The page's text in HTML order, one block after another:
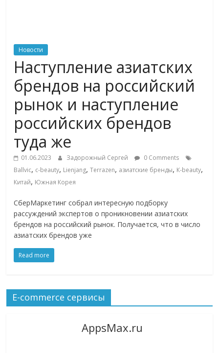
логистике,
технологиях,
соцсетях
Портал
об
онлайн-
торговле,
сервисах
для
Commerce,
ритейле,
логистике,
технологиях,
соцсетях.
Нам
как
знать
Новости
Наступление азиатских
брендов на российский
рынок и наступление
российских брендов
туда же
01.06.2023 Задорожный Сергей
0 Comments
Ballvic, c-beauty, Lienjang,Terrazen, азиатские бренды, К-beauty,
Китай, Южная Корея
СберМаркетинг собрал интересную подборку
рассуждений экспертов о проникновении азиатских
брендов на российский рынок. Получается, что в число
азиатских брендов уже
Read more
E-commerce сервисы
AppsMax.ru